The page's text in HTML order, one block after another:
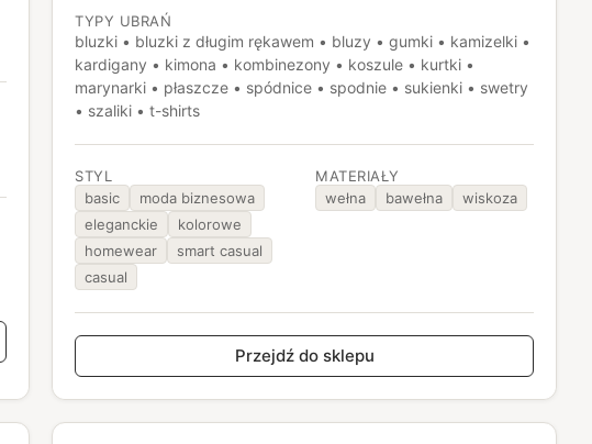
stonowanych baz pojawiają się wyraziste wzory i faktury, które
nadają projektom bardziej autorski, nieoczywisty ton. Całość
spina użytkowość – wygoda noszenia, elastyczne dopasowanie
i projekty, które łatwo adaptują się do różnych stylów, nie
tracąc przy tym swojej wyrazistości.
TYPY UBRAŃ
bluzki • bluzki z długim rękawem • bluzy • gumki • kamizelki •
kardigany • kimona • kombinezony • koszule • kurtki •
marynarki • płaszcze • spódnice • spodnie • sukienki • swetry
• szaliki • t-shirts
STYL
basic
moda biznesowa
eleganckie
kolorowe
homewear
smart casual
casual
MATERIAŁY
wełna
bawełna wiskoza
Przejdź do sklepu